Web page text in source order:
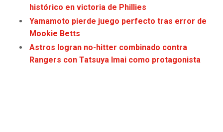
COWBOYS
GIANTS
EAGLES
CLIPPERS
LAKERS
SUNS
histórico en victoria de Phillies
Yamamoto pierde juego perfecto tras error de
Mookie Betts
Astros logran no-hitter combinado contra
Rangers con Tatsuya Imai como protagonista